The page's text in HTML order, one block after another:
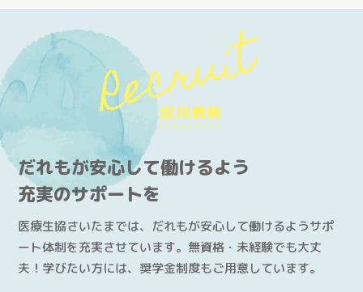
夜間対応型訪問介護
介護付有料老人ホーム
介護老人保健施設
ケアセンターすこやか（川口市）
ケアセンターかもがわ（上尾市）
ケアセンターひだまり（春日部市）
生協介護センターこだま（上里町）
ケアセンターはんのう（飯能市）
生協ケアセンターたかしな（川越市）
医療生協おおみやケアセンター（さいたま市）
深谷生協訪問看護ステーション（深谷市）
Recruit
採用情報
だれもが安心して働けるよう
充実のサポートを
医療生協さいたまでは、だれもが安心して働けるようサポ
ート体制を充実させています。無資格・未経験でも大丈
夫！学びたい方には、奨学金制度もご用意しています。